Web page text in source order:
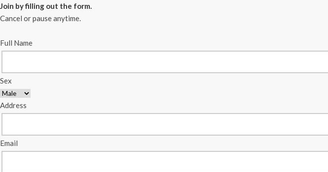
Join by filling out the form.
Cancel or pause anytime.
Full Name
Sex
Address
Email